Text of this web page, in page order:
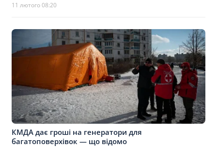
11 лютого 08:20
КМДА дає гроші на генератори для
багатоповерхівок — що відомо